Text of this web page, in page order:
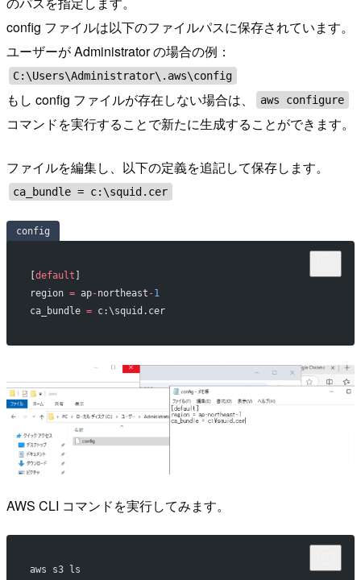
config ファイルは以下のファイルパスに保存されています。
ユーザーが Administrator の場合の例：
C:\Users\Administrator\.aws\config
もし config ファイルが存在しない場合は、 aws configure
コマンドを実行することで新たに生成することができます。
ファイルを編集し、以下の定義を追記して保存します。
ca_bundle = c:\squid.cer
config
[default ]
region = ap-northeast -1
ca_bundle = c:\squid.cer
AWS CLI コマンドを実行してみます。
aws s3 ls